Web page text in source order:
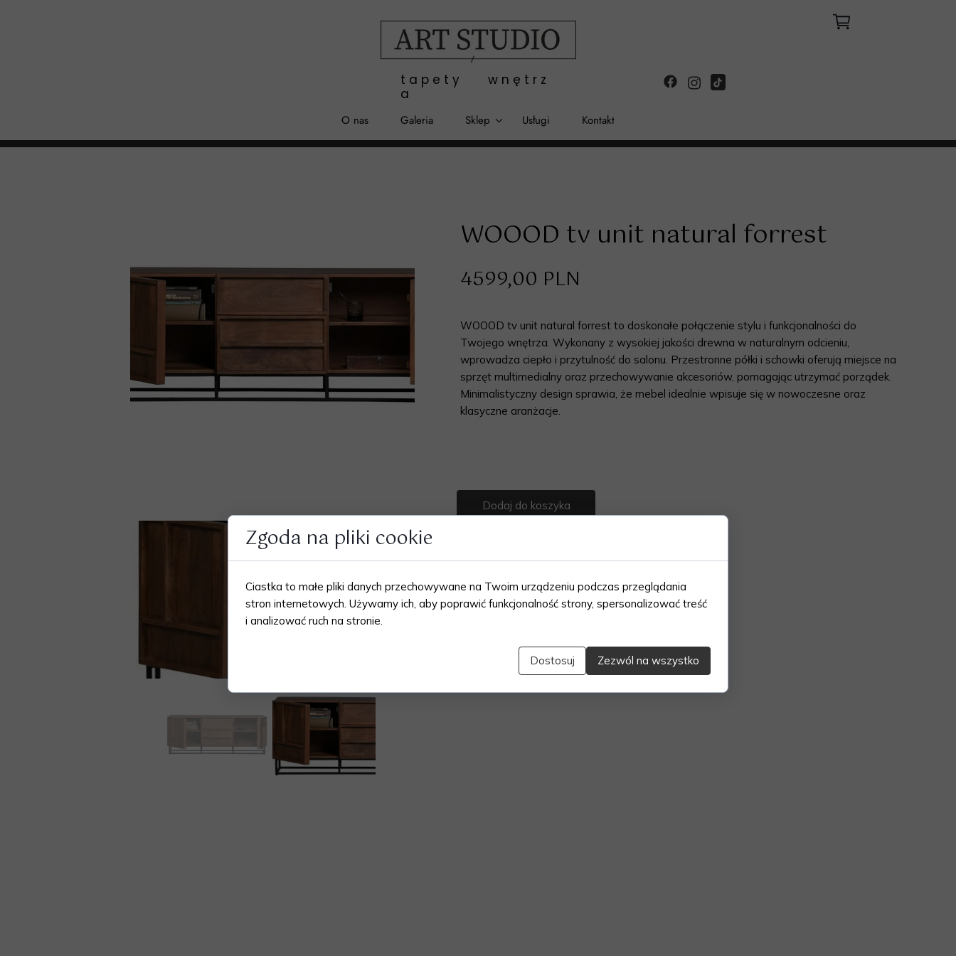
t a p e t y w n ę t r z
a
O nas Galeria Sklep
Malarstwo
Lampy
Lustra
Usługi Kontakt
Dodaj do koszyka
WOOOD tv unit natural forrest to doskonałe połączenie stylu i funkcjonalności do
Twojego wnętrza. Wykonany z wysokiej jakości drewna w naturalnym odcieniu,
wprowadza ciepło i przytulność do salonu. Przestronne półki i schowki oferują miejsce na
sprzęt multimedialny oraz przechowywanie akcesoriów, pomagając utrzymać porządek.
Minimalistyczny design sprawia, że mebel idealnie wpisuje się w nowoczesne oraz
klasyczne aranżacje.
4599,00 PLN
WOOOD tv unit natural forrest
Zgoda na pliki cookie
Ciastka to małe pliki danych przechowywane na Twoim urządzeniu podczas przeglądania
stron internetowych. Używamy ich, aby poprawić funkcjonalność strony, spersonalizować treść
i analizować ruch na stronie.
Dostosuj Zezwól na wszystko